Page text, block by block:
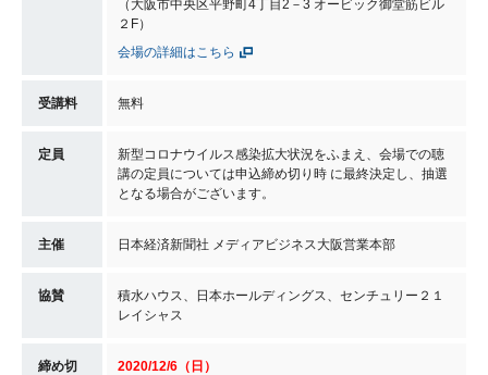
（大阪市中央区平野町4丁目2－3 オービック御堂筋ビル
２F）
会場の詳細はこちら
受講料 無料
定員
新型コロナウイルス感染拡大状況をふまえ、会場での聴
講の定員については申込締め切り時 に最終決定し、抽選
となる場合がございます。
主催 日本経済新聞社 メディアビジネス大阪営業本部
協賛
積水ハウス、日本ホールディングス、センチュリー２１
レイシャス
締め切
2020/12/6（日）